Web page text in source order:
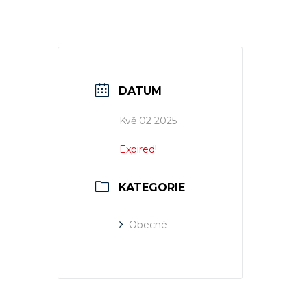
DATUM
Kvě 02 2025
Expired!
KATEGORIE
Obecné